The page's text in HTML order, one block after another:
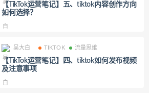
【TikTok运营笔记】五、tiktok内容创作方向
如何选择？
吴大白 TIKTOK 流量思维
【TikTok运营笔记】四、tiktok如何发布视频
及注意事项